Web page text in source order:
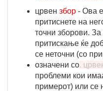
црвен збор - Ова
притиснете на
точни зборови.
притискање ќе
се неточни (со
означени со.
проблеми кои
примерот) или се